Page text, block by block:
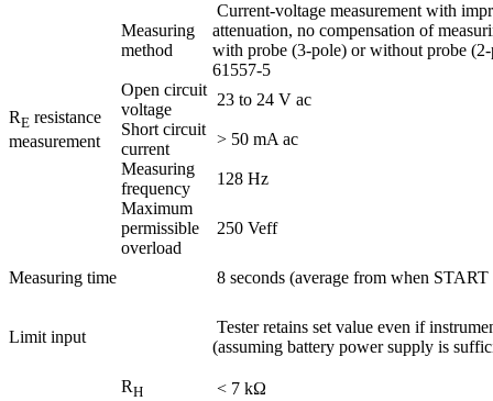
RE resistance
measurement
Measuring
method
Current-voltage measurement with
attenuation, no compensation of
with probe (3-pole) or without probe
61557-5
Open circuit
voltage
23 to 24 V ac
Short circuit
current
> 50 mA ac
Measuring
frequency
128 Hz
Maximum
permissible
overload
250 Veff
Measuring time 8 seconds (average from when START
Limit input
Tester retains set value even if
(assuming battery power supply is
RH
< 7 kΩ